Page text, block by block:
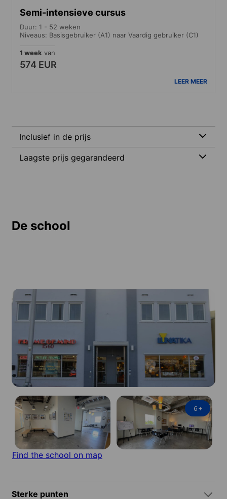
Semi-intensieve cursus
Duur: 1 - 52 weken
Niveaus: Basisgebruiker (A1) naar Vaardig gebruiker (C1)
1 week van
574 EUR
LEER MEER
Inclusief in de prijs
Laagste prijs gegarandeerd
De school
6+
Find the school on map
Sterke punten